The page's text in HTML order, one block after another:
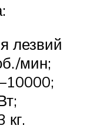
лезвий
мин;
кг.